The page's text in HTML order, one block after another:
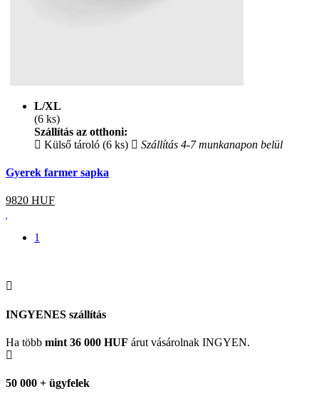
L/XL
(6 ks)
Szállítás az otthoni:
Külső tároló (6 ks)
Szállítás 4-7 munkanapon belül
Gyerek farmer sapka
9820 HUF
1
INGYENES szállítás
Ha több mint 36 000 HUF árut vásárolnak INGYEN.
50 000 + ügyfelek